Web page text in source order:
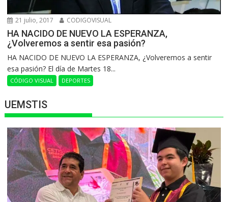
21 julio, 2017 CODIGOVISUAL
HA NACIDO DE NUEVO LA ESPERANZA,
¿Volveremos a sentir esa pasión?
HA NACIDO DE NUEVO LA ESPERANZA, ¿Volveremos a sentir
esa pasión? El día de Martes 18...
CÓDIGO VISUAL DEPORTES
UEMSTIS